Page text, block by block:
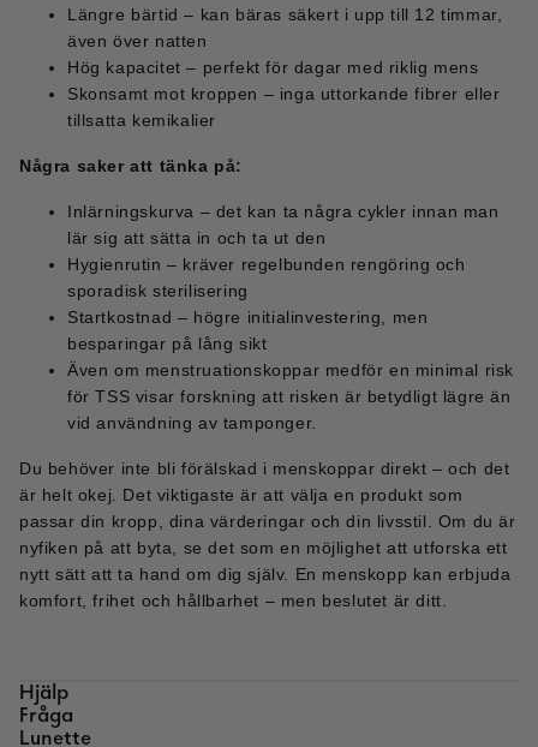
Längre bärtid – kan bäras säkert i upp till 12 timmar,
även över natten
Hög kapacitet – perfekt för dagar med riklig mens
Skonsamt mot kroppen – inga uttorkande fibrer eller
tillsatta kemikalier
Några saker att tänka på:
Inlärningskurva – det kan ta några cykler innan man
lär sig att sätta in och ta ut den
Hygienrutin – kräver regelbunden rengöring och
sporadisk sterilisering
Startkostnad – högre initialinvestering, men
besparingar på lång sikt
Även om menstruationskoppar medför en minimal risk
för TSS visar forskning att risken är betydligt lägre än
vid användning av tamponger.
Du behöver inte bli förälskad i menskoppar direkt – och det
är helt okej. Det viktigaste är att välja en produkt som
passar din kropp, dina värderingar och din livsstil. Om du är
nyfiken på att byta, se det som en möjlighet att utforska ett
nytt sätt att ta hand om dig själv. En menskopp kan erbjuda
komfort, frihet och hållbarhet – men beslutet är ditt.
Hjälp
Fråga
Lunette